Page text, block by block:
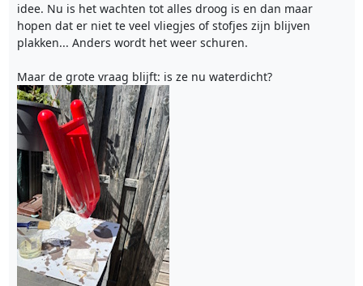
idee. Nu is het wachten tot alles droog is en dan maar
hopen dat er niet te veel vliegjes of stofjes zijn blijven
plakken... Anders wordt het weer schuren.
Maar de grote vraag blijft: is ze nu waterdicht?